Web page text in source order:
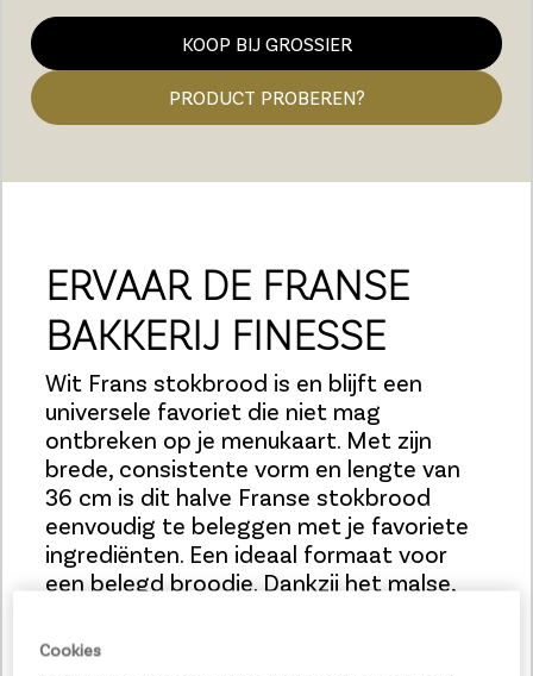
KOOP BIJ GROSSIER
PRODUCT PROBEREN?
ERVAAR DE FRANSE
BAKKERIJ FINESSE
Wit Frans stokbrood is en blijft een
universele favoriet die niet mag
ontbreken op je menukaart. Met zijn
brede, consistente vorm en lengte van
36 cm is dit halve Franse stokbrood
eenvoudig te beleggen met je favoriete
ingrediënten. Een ideaal formaat voor
een belegd broodje. Dankzij het malse,
korst blijft deze baguette tot wel 3 uur
Cookies